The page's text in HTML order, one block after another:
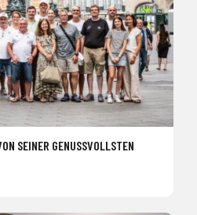
SEINER GENUSSVOLLSTEN